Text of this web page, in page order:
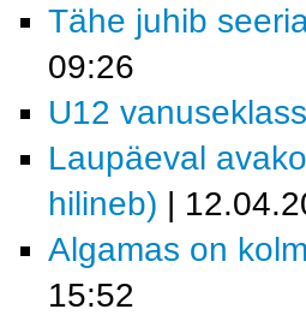
Tähe juhib
09:26
U12
Laupäeval
hilineb) |
Algamas on
15:52